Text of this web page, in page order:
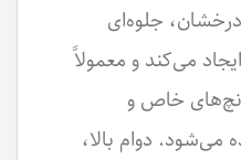
جلوه‌ای
می‌کند و معمولاً
خاص و
دوام بالا،